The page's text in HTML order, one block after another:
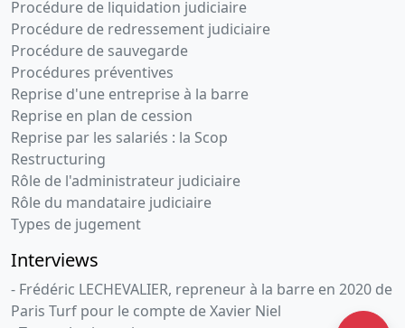
Procédure de liquidation judiciaire
Procédure de redressement judiciaire
Procédure de sauvegarde
Procédures préventives
Reprise d'une entreprise à la barre
Reprise en plan de cession
Reprise par les salariés : la Scop
Restructuring
Rôle de l'administrateur judiciaire
Rôle du mandataire judiciaire
Types de jugement
Interviews
- Frédéric LECHEVALIER, repreneur à la barre en 2020 de
Paris Turf pour le compte de Xavier Niel